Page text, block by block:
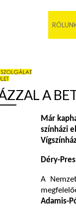
A
Már
színházi
Déry-
A
Adamis-